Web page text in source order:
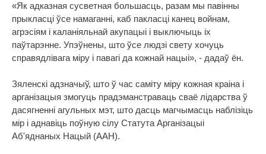
«Як адказная сусветная большасць, разам мы павінны
прыкласці ўсе намаганні, каб пакласці канец войнам,
агрэсіям і каланіяльнай акупацыі і выключыць іх
паўтарэнне. Упэўнены, што ўсе людзі свету хочуць
справядлівага міру і павагі да кожнай нацыі», - дадаў ён.
Зяленскі адзначыў, што ў час саміту міру кожная краіна і
арганізацыя змогуць прадэманстраваць сваё лідарства ў
дасягненні агульных мэт, што дасць магчымасць наблізіць
мір і аднавіць поўную сілу Статута Арганізацыі
Аб'яднаных Нацый (ААН).